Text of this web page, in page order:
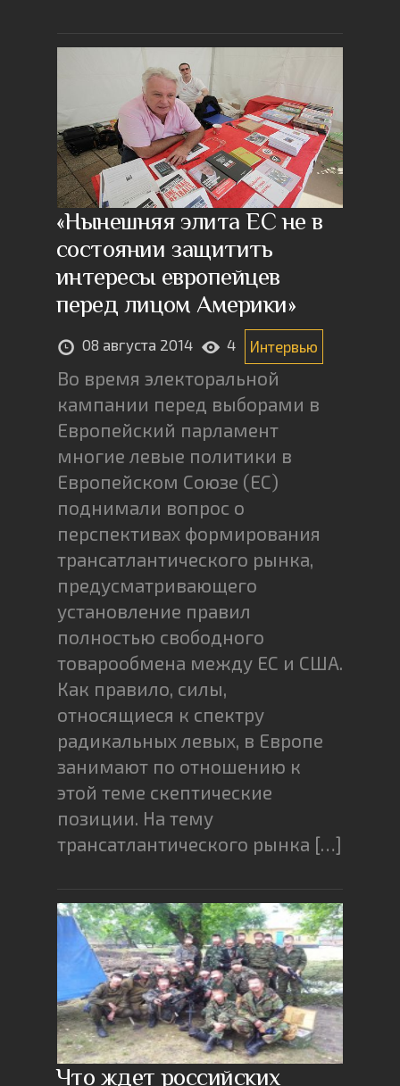
«Нынешняя элита ЕС не в
состоянии защитить
интересы европейцев
перед лицом Америки»
08 августа 2014 4 Интервью
Во время электоральной
кампании перед выборами в
Европейский парламент
многие левые политики в
Европейском Союзе (ЕС)
поднимали вопрос о
перспективах формирования
трансатлантического рынка,
предусматривающего
установление правил
полностью свободного
товарообмена между ЕС и США.
Как правило, силы,
относящиеся к спектру
радикальных левых, в Европе
занимают по отношению к
этой теме скептические
позиции. На тему
трансатлантического рынка […]
Что ждет российских